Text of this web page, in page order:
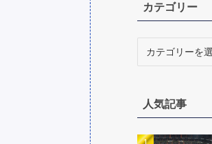
カテゴリー
ー人気記事